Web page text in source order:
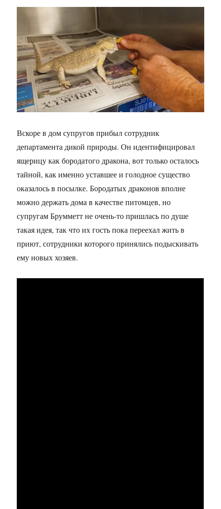
Вскоре в дом супругов прибыл сотрудник
департамента дикой природы. Он идентифицировал
ящерицу как бородатого дракона, вот только осталось
тайной, как именно уставшее и голодное существо
оказалось в посылке. Бородатых драконов вполне
можно держать дома в качестве питомцев, но
супругам Брумметт не очень-то пришлась по душе
такая идея, так что их гость пока переехал жить в
приют, сотрудники которого принялись подыскивать
ему новых хозяев.